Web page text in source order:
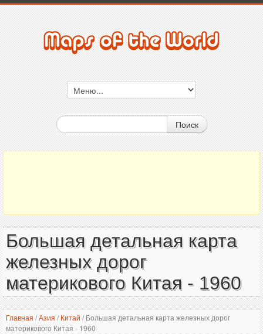
Поиск
Большая детальная карта
железных дорог
материкового Китая - 1960
Главная /Азия / Китай /Большая детальная карта железных дорог
материкового Китая - 1960